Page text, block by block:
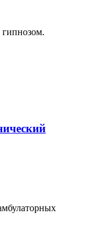
гипнозом.